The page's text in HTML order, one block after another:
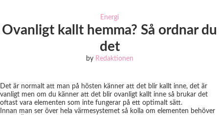
Energi
Ovanligt kallt hemma? Så ordnar du
det
by Redaktionen
Det är normalt att man på hösten känner att det blir kallt inne, det är
vanligt men om du känner att det blir ovanligt kallt inne så brukar det
oftast vara elementen som inte fungerar på ett optimalt sätt.
Innan man ser över hela värmesystemet så kolla om elementen behöver